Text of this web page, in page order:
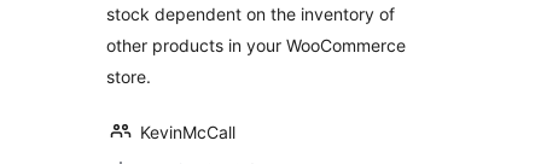
stock dependent on the inventory of
other products in your WooCommerce
store.
KevinMcCall